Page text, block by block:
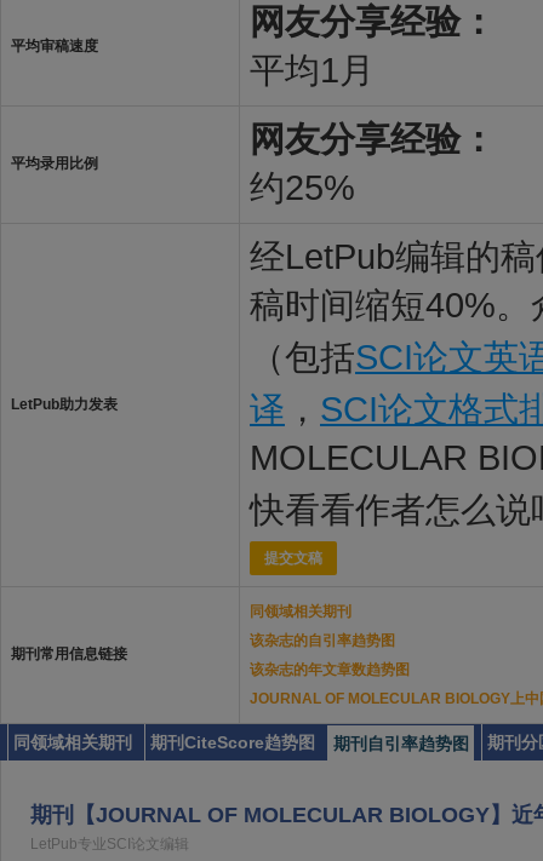
平均审稿速度
网友分享经验：
平均1月
平均录用比例
网友分享经验：
约25%
LetPub助力发表
经LetPub编辑的
稿时间缩短40%
（包括SCI论文英
译 ， SCI论文格式
MOLECULAR
快看看作者怎么说
提交文稿
期刊常用信息链接
同领域相关期刊
该杂志的自引率趋势图
该杂志的年文章数趋势图
JOURNAL OF MOLECULAR BIOLOGY上
同领域相关期刊 期刊CiteScore趋势图 期刊自引率趋势图 期刊分